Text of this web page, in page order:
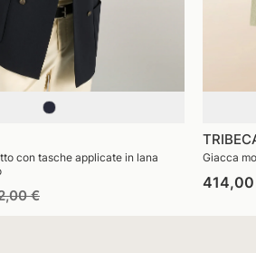
con tasche applicate in lana
€Prezzo
Giacca